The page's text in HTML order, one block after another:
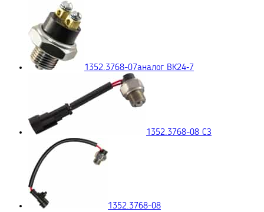
1352.3768-07аналог ВК24‑7
1352.3768-08 СЗ
1352.3768-08